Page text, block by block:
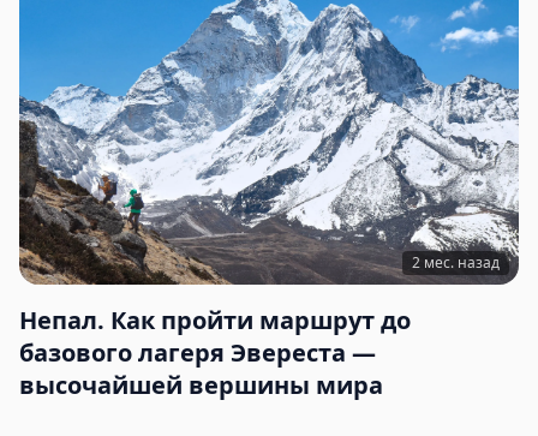
2 мес. назад
Непал. Как пройти маршрут до
базового лагеря Эвереста —
высочайшей вершины мира